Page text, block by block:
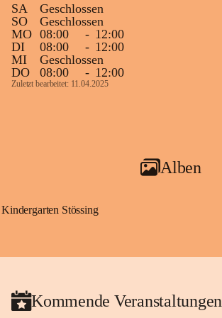
SA
Geschlossen
SO
Geschlossen
MO 08:00 - 12:00
DI
08:00 - 12:00
MI
Geschlossen
DO
08:00 - 12:00
Zuletzt bearbeitet: 11.04.2025
Alben
Kindergarten Stössing
Kommende Veranstaltungen